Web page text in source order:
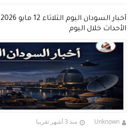
الأحداث خلال اليوم
Unknown منذ 3 أشهر تقريبا